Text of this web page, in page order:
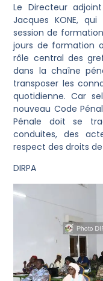
Le Directeur
Jacques KONE,
session de
jours de formation
rôle central des
dans la chaîne
transposer les
quotidienne. Car
nouveau Code
Pénale doit se
conduites, des
respect des droits
DIRPA